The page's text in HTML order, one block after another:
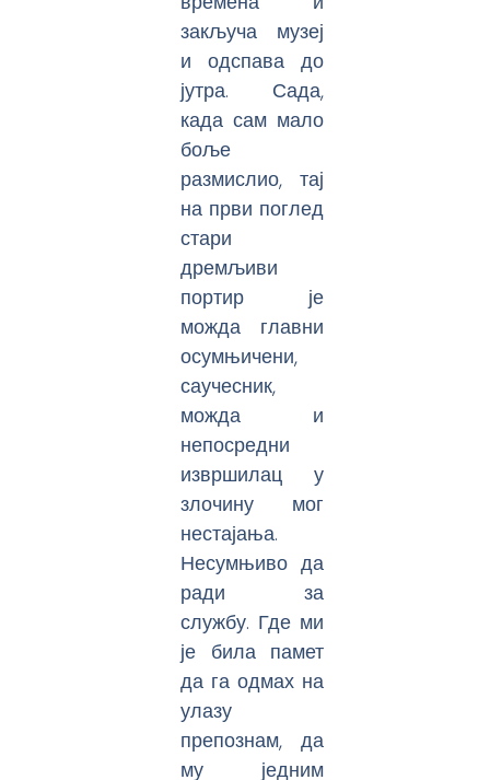
закључа музеј
и одспава до
јутра. Сада,
када сам мало
боље
размислио, тај
на први поглед
стари
дремљиви
портир је
можда главни
осумњичени,
саучесник,
можда и
непосредни
извршилац у
злочину мог
нестајања.
Несумњиво да
ради за
службу. Где ми
је била памет
да га одмах на
улазу
препознам, да
му једним